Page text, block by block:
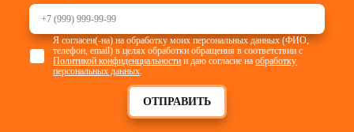
ОТПРАВИТЬ
Я согласен(-на) на обработку моих персональных данных (ФИО,
телефон, email) в целях обработки обращения в соответствии с
Политикой конфиденциальности и даю согласие наобработку
персональных данных.